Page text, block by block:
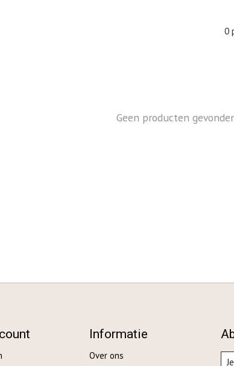
0
Geen producten
Informatie
Over ons